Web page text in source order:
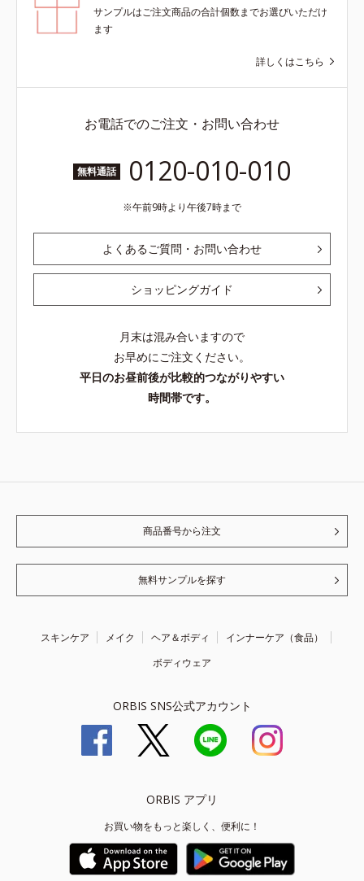
れにくくなり、密閉することで保湿
成分を浸透促進すること（角層ま
※全顔使用の場合＜使用ステップ＞
ビス リンクルブライトUVプロテク
祭りは、こちら
サンプルはご注文商品の合計個数までお選びいただけ
ます
詳しくはこちら
お電話でのご注文・お問い合わせ
無料通話 0120-010-010
午前9時より午後7時まで
よくあるご質問・お問い合わせ
ショッピングガイド
月末は混み合いますので
お早めにご注文ください。
平日のお昼前後が比較的つながりやすい
時間帯です。
商品番号から注文
無料サンプルを探す
スキンケア メイク ヘア＆ボディ
インナーケア（食品）
ボディウェア
ORBIS SNS公式アカウント
ORBIS アプリ
お買い物をもっと楽しく、便利に！